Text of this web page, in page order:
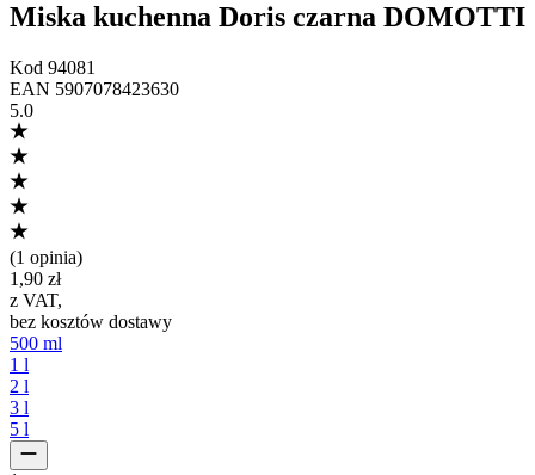
Miska kuchenna Doris czarna DOMOTTI
Kod 94081
EAN 5907078423630
5.0
(1 opinia)
1,90 zł
z VAT,
bez kosztów dostawy
500 ml
1 l
2 l
3 l
5 l